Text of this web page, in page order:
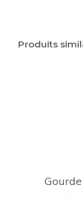
Produits